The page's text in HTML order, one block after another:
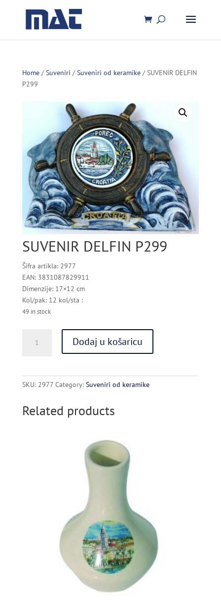
Home/Suveniri /Suveniri od keramike/ SUVENIR DELFIN
P299
SUVENIR DELFIN P299
Šifra artikla: 2977
EAN: 3831087829911
Dimenzije: 17×12 cm
Kol/pak: 12 kol/sta :
49 in stock
DELFIN
Dodaj u košaricu
SKU: 2977 Category: Suveniri od keramike
Related products